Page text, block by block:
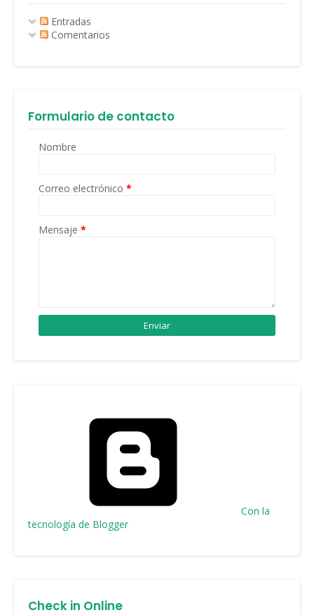
Entradas
Comentarios
Formulario de contacto
Nombre
Correo electrónico *
Mensaje *
Con la
tecnología de Blogger
Check in Online